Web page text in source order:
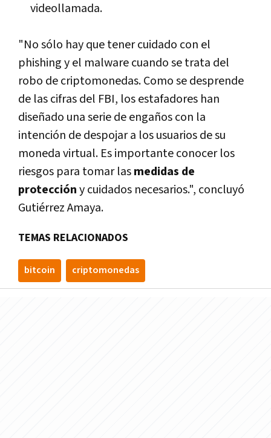
videollamada.
"No sólo hay que tener cuidado con el
phishing y el malware cuando se trata del
robo de criptomonedas. Como se desprende
de las cifras del FBI, los estafadores han
diseñado una serie de engaños con la
intención de despojar a los usuarios de su
moneda virtual. Es importante conocer los
riesgos para tomar lasmedidas de
proteccióny cuidados necesarios.", concluyó
Gutiérrez Amaya.
TEMAS RELACIONADOS
bitcoin criptomonedas